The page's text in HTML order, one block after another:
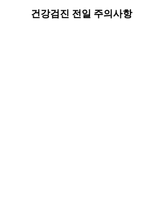
건강검진 전일 주의사항